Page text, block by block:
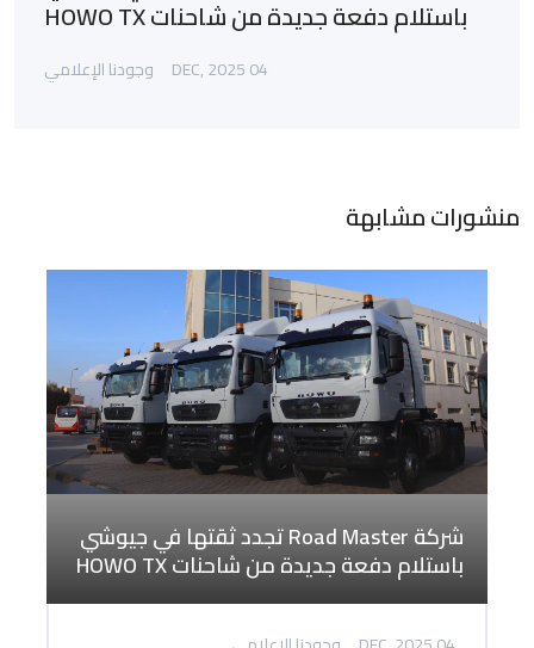
باستلام دفعة جديدة من شاحنات HOWO TX
04 DEC, 2025 وجودنا الإعلامي
منشورات مشابهة
شركة Road Master تجدد ثقتها في جيوشي
باستلام دفعة جديدة من شاحنات HOWO TX